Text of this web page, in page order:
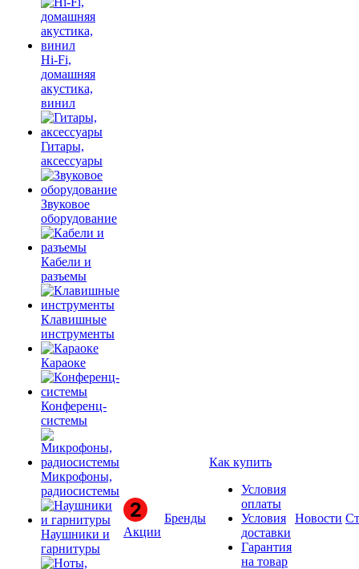
Hi-Fi,
домашняя
акустика,
винил
Гитары,
аксессуары
Звуковое
оборудование
Кабели и
разъемы
Клавишные
инструменты
Караоке
Конференц-
системы
Микрофоны,
радиосистемы
Наушники и
гарнитуры
Акции
Бренды
Как купить
Условия
оплаты
Условия
доставки
Гарантия
на товар
Новости